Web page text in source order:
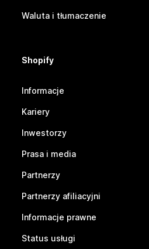
Waluta i tłumaczenie
Shopify
Informacje
Kariery
Inwestorzy
Prasa i media
Partnerzy
Partnerzy afiliacyjni
Informacje prawne
Status usługi